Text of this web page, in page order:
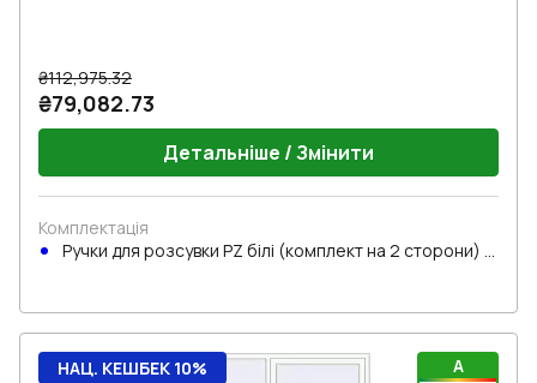
₴112,975.32
₴79,082.73
Детальніше / Змінити
Комплектація
Ручки для розсувки PZ білі (комплект на 2 сторони) з
A
НАЦ. КЕШБЕК 10%